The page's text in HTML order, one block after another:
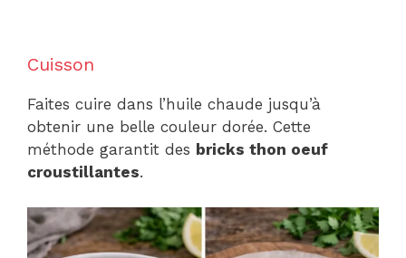
Cuisson
Faites cuire dans l’huile chaude jusqu’à
obtenir une belle couleur dorée. Cette
méthode garantit des bricks thon oeuf
croustillantes.